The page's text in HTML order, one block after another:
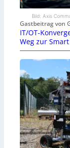
Bild: Axis
Gastbeitrag von
IT/OT-
Weg zur